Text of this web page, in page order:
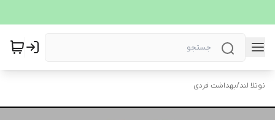
نوتلا لند/بهداشت فردی